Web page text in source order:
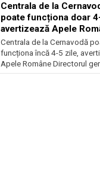
Centrala de la
poate funcționa doar
avertizează Apele
Centrala de la Cernavodă
funcționa încă 4-5 zile,
Apele Române Directorul